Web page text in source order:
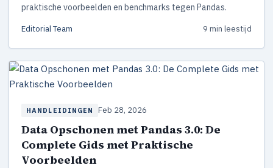
praktische voorbeelden en benchmarks tegen Pandas.
Editorial Team 9 min leestijd
HANDLEIDINGEN Feb 28, 2026
Data Opschonen met Pandas 3.0: De
Complete Gids met Praktische
Voorbeelden